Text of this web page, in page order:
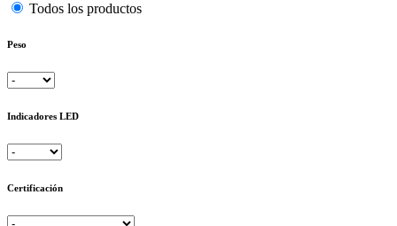
Todos los productos
Peso
Indicadores LED
Certificación